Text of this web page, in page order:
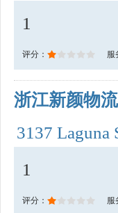
1
评分： 服
浙江新颜物
3137 Laguna
1
评分： 服